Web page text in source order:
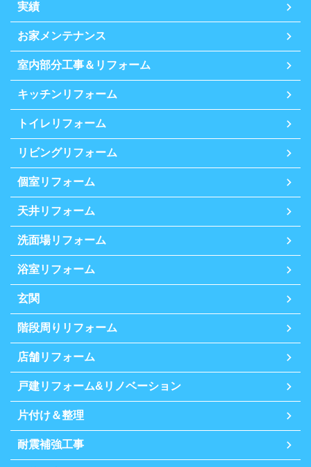
実績
お家メンテナンス
室内部分工事＆リフォーム
キッチンリフォーム
トイレリフォーム
リビングリフォーム
個室リフォーム
天井リフォーム
洗面場リフォーム
浴室リフォーム
玄関
階段周りリフォーム
店舗リフォーム
戸建リフォーム&リノベーション
片付け＆整理
耐震補強工事